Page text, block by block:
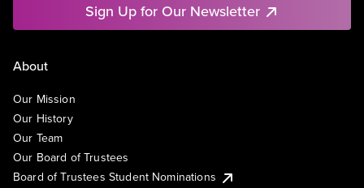
Sign Up for Our Newsletter
About
Our Mission
Our History
Our Team
Our Board of Trustees
Board of Trustees Student Nominations